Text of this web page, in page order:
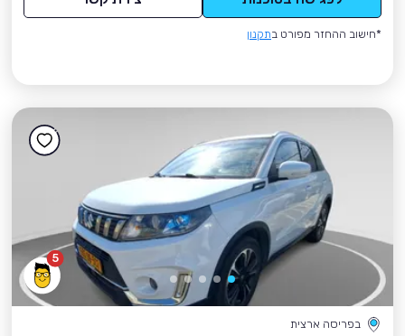
*חישוב ההחזר מפורט בתקנון
5
בפריסה ארצית